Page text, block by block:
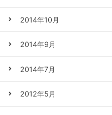
2014年10月
2014年9月
2014年7月
2012年5月